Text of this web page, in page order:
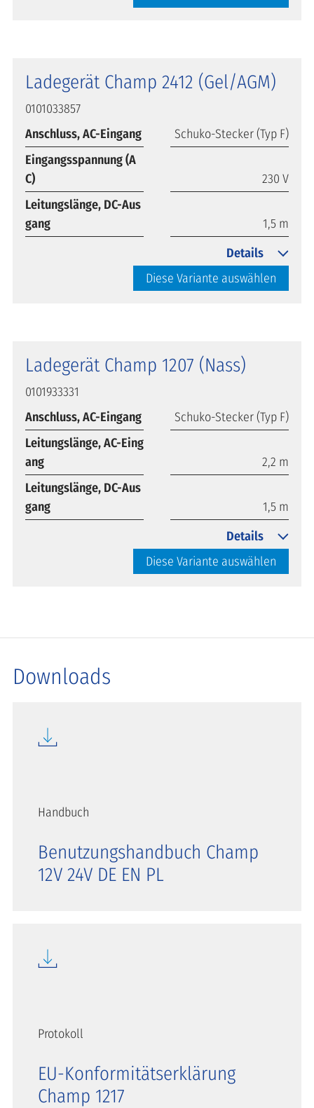
Ladegerät Champ 2412 (Gel/AGM)
0101033857
Anschluss, AC-Eingang
Schuko-Stecker (Typ F)
Eingangsspannung (A
C)
230 V
Leitungslänge, DC-Aus
gang
1,5 m
Diese Variante auswählen
Details
Ladegerät Champ 1207 (Nass)
0101933331
Anschluss, AC-Eingang
Schuko-Stecker (Typ F)
Leitungslänge, AC-Eing
ang
2,2 m
Leitungslänge, DC-Aus
gang
1,5 m
Diese Variante auswählen
Details
Downloads
Handbuch
Benutzungshandbuch Champ
12V 24V DE EN PL
Protokoll
EU-Konformitätserklärung
Champ 1217